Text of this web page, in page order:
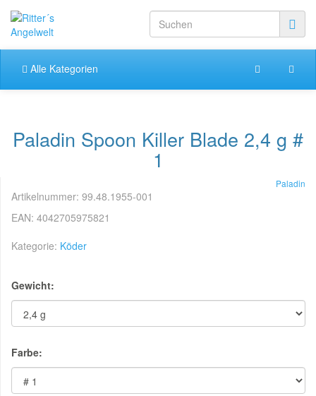
Alle Kategorien
Paladin Spoon Killer Blade 2,4 g #
1
Paladin
Artikelnummer: 99.48.1955-001
EAN: 4042705975821
Kategorie: Köder
Gewicht:
Farbe: